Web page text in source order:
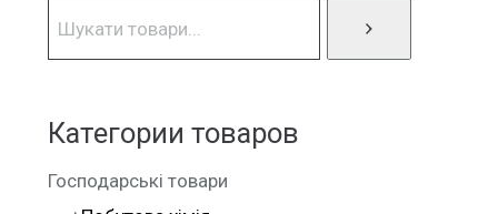
Категории товаров
Господарські товари